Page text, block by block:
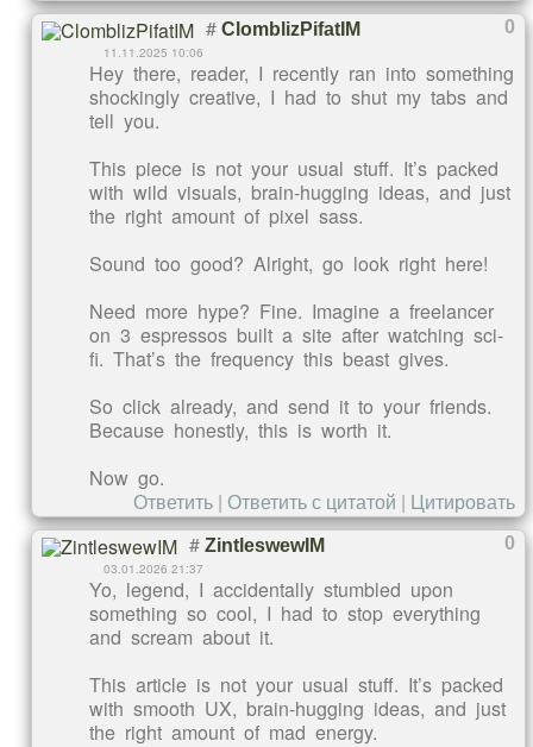
0
# ClomblizPifatIM
11.11.2025 10:06
Hey there, reader, I recently ran into something
shockingly creative, I had to shut my tabs and
tell you.
This piece is not your usual stuff. It’s packed
with wild visuals, brain-hugging ideas, and just
the right amount of pixel sass.
Sound too good? Alright, go look right here!
Need more hype? Fine. Imagine a freelancer
on 3 espressos built a site after watching sci-
fi. That’s the frequency this beast gives.
So click already, and send it to your friends.
Because honestly, this is worth it.
Now go.
Ответить | Ответить с цитатой | Цитировать
0
# ZintleswewIM
03.01.2026 21:37
Yo, legend, I accidentally stumbled upon
something so cool, I had to stop everything
and scream about it.
This article is not your usual stuff. It’s packed
with smooth UX, brain-hugging ideas, and just
the right amount of mad energy.